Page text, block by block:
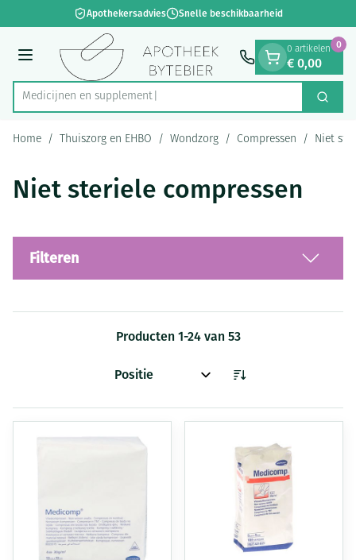
Ga naar de inhoudApothekersadvies Snelle beschikbaarheid
Menu
Product, merk, categorie...
Medic Zoek
0 artikelen
€ 0,00
0
Home / Thuiszorg en EHBO / Wondzorg / Compressen / Niet
Niet steriele compressen
Filteren
Producten 1-24van 53
Sorteer op: